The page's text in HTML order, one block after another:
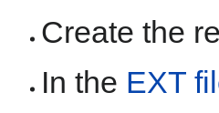
Create the
In the EXT